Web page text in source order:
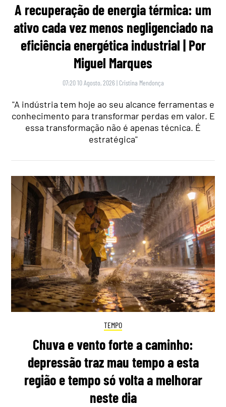
A recuperação de energia térmica: um
ativo cada vez menos negligenciado na
eficiência energética industrial | Por
Miguel Marques
07:20 10 Agosto, 2026 | Cristina Mendonça
"A indústria tem hoje ao seu alcance ferramentas e
conhecimento para transformar perdas em valor. E
essa transformação não é apenas técnica. É
estratégica"
TEMPO
Chuva e vento forte a caminho:
depressão traz mau tempo a esta
região e tempo só volta a melhorar
neste dia